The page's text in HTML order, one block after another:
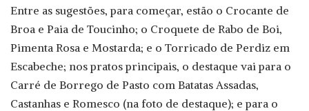
Entre as sugestões, para começar, estão o Crocante de
Broa e Paia de Toucinho; o Croquete de Rabo de Boi,
Pimenta Rosa e Mostarda; e o Torricado de Perdiz em
Escabeche; nos pratos principais, o destaque vai para o
Carré de Borrego de Pasto com Batatas Assadas,
Castanhas e Romesco (na foto de destaque); e para o